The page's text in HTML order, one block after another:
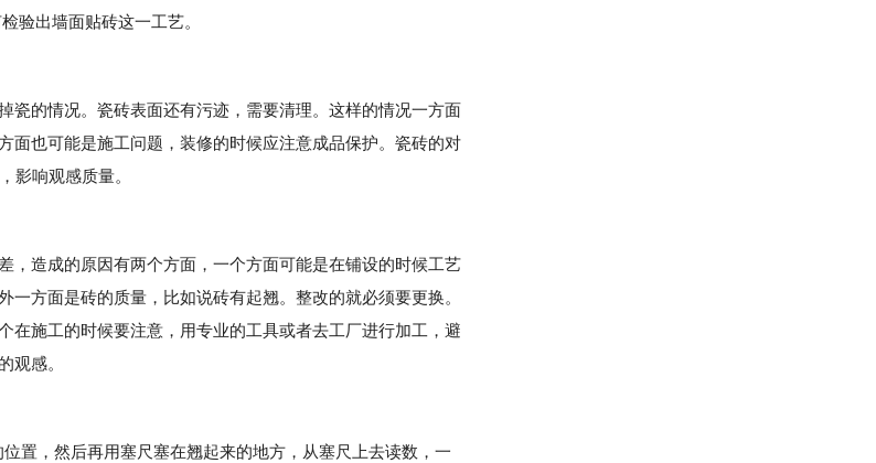
验出墙面贴砖这一工艺。
的情况。瓷砖表面还有污迹，需要清理。这样的情况一方面
面也可能是施工问题，装修的时候应注意成品保护。瓷砖的对
影响观感质量。
造成的原因有两个方面，一个方面可能是在铺设的时候工艺
一方面是砖的质量，比如说砖有起翘。整改的就必须要更换。
在施工的时候要注意，用专业的工具或者去工厂进行加工，避
观感。
，然后再用塞尺塞在翘起来的地方，从塞尺上去读数，一